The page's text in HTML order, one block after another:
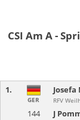
CSI Am A -
1.
144 J
GER RFV